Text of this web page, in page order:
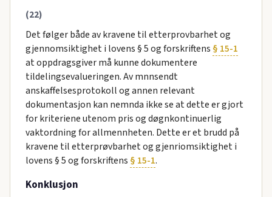
(22)
Det følger både av kravene til etterprovbarhet og
gjennomsiktighet i lovens § 5 og forskriftens § 15-1
at oppdragsgiver må kunne dokumentere
tildelingsevalueringen. Av mnnsendt
anskaffelsesprotokoll og annen relevant
dokumentasjon kan nemnda ikke se at dette er gjort
for kriteriene utenom pris og døgnkontinuerlig
vaktordning for allmennheten. Dette er et brudd på
kravene til etterprøvbarhet og gjenriomsiktighet i
lovens § 5 og forskriftens § 15-1.
Konklusjon